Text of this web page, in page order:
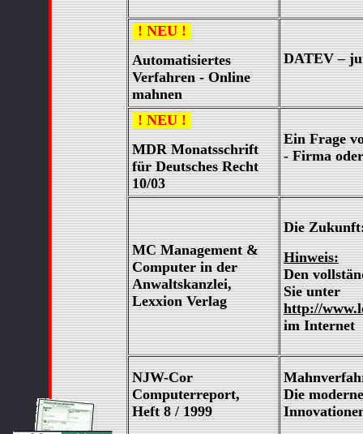
! NEU !
Automatisiertes
Verfahren - Online
mahnen
DATEV –
! NEU !
MDR Monatsschrift
für Deutsches Recht
10/03
Ein Frage
- Firma
MC Management &
Computer in der
Anwaltskanzlei,
Lexxion Verlag
Die
Hinweis:
Den
Sie unter
http://
im Internet
NJW-Cor
Computerreport,
Heft 8 / 1999
Die